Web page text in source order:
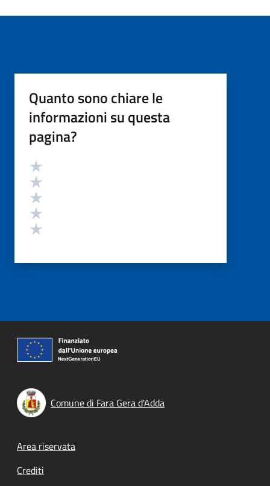
Quanto sono chiare le
informazioni su questa
pagina?
Valutazione
Comune di Fara Gera d'Adda
Footer menu
Area riservata
Crediti